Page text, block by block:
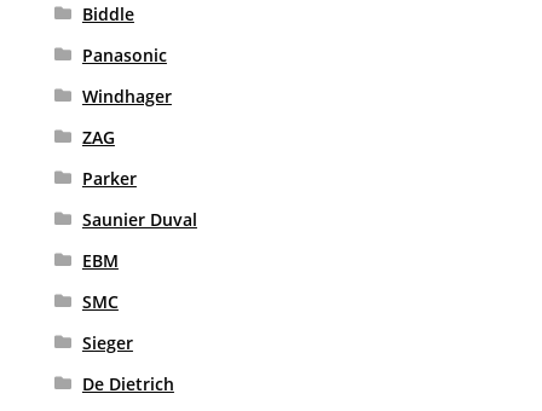
Biddle
Panasonic
Windhager
ZAG
Parker
Saunier Duval
EBM
SMC
Sieger
De Dietrich